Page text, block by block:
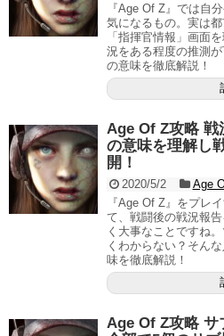
『Age Of Z』では自
気になるもの。実は
「指揮官情報」画面
況をある程度の推測
の意味を徹底解説！
Age Of Z攻略 戦
の意味を理解し
開！
2020/5/2
Age
『Age Of Z』をプレ
て、戦闘後の戦況報
く大事なことですね
くわからない？そん
味を徹底解説！
Age Of Z攻略 サ